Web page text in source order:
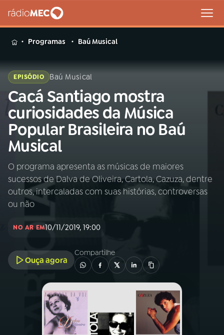
MENU
Buscar
na
Rádio
MEC
Buscar
Início
01INÍCIO
PROGRAMAÇÃO
PROGRAMAS
PODCASTS
Programas Baú Musical
EPISÓDIO Baú Musical
Cacá Santiago mostra
curiosidades da Música
Popular Brasileira no Baú
Musical
O programa apresenta as músicas de maiores
sucessos de Dalva de Oliveira, Cartola, Cazuza, dentre
outros, intercaladas com suas histórias, controversas
ou não
NO AR EM10/11/2019, 19:00
Ouça agora
Compartilhe